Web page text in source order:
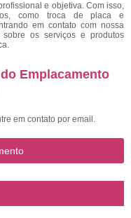
e objetiva. Com isso,
como troca de placa e
em contato com nossa
os serviços e produtos
Emplacamento
em contato por email.